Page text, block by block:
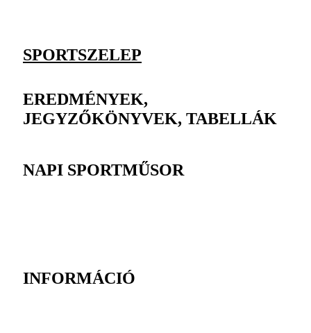
SPORTSZELEP
EREDMÉNYEK,
JEGYZŐKÖNYVEK, TABELLÁK
NAPI SPORTMŰSOR
INFORMÁCIÓ